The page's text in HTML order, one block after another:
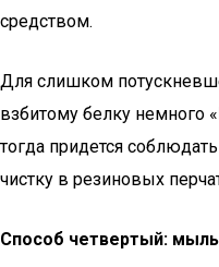
средством.
Для слишком
взбитому белку немного
тогда придется
чистку в резиновых
Способ четвертый: